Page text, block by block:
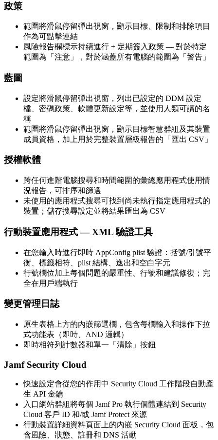
政策
範圍將滑鼠停留彈出視窗，顯示目標、限制和排除項目
作為可點擊連結
風險報告欄標示持續進行 + 定期簽入政策 — 對於特定
範圍為「注意」，對於涵蓋所有電腦的範圍為「警告」
藍圖
設定將滑鼠停留彈出視窗，列出已設定的 DDM 設定
檔、密碼政策、軟體更新設定等，並使用人類可讀的名
稱
範圍將滑鼠停留彈出視窗，顯示目標智慧群組及其裝置
成員資格，加上用於完整裝置層級報告的「匯出 CSV」
授權軟體
跨任何進階電腦搜尋和時間範圍的彙總應用程式使用情
況報告，可排序和篩選
未使用的應用程式搜尋可找到尚未執行指定應用程式的
裝置；儲存搜尋設定並將結果匯出為 CSV
行動裝置應用程式 — XML 驗證工具
在您輸入時進行即時 AppConfig plist 驗證：括號/引號平
衡、標籤相符、plist 結構、逸出和空白字元
行號欄位加上每個問題的嚴重性、行號和建議修復；完
全在用戶端執行
變更管理日誌
原生表格上方的內嵌篩選欄，包含每欄輸入和操作下拉
式功能表（即時、AND 邏輯）
即時相符列計數器和單一「清除」按鈕
Jamf Security Cloud
快速設定會從您的作用中 Security Cloud 工作階段自動產
生 API 金鑰
入口網站群組將每個 Jamf Pro 執行個體連結到 Security
Cloud 客戶 ID 和/或 Jamf Protect 來源
行動裝置詳細資料頁面上的內嵌 Security Cloud 面板，包
含風險、狀態、註冊和 DNS 活動